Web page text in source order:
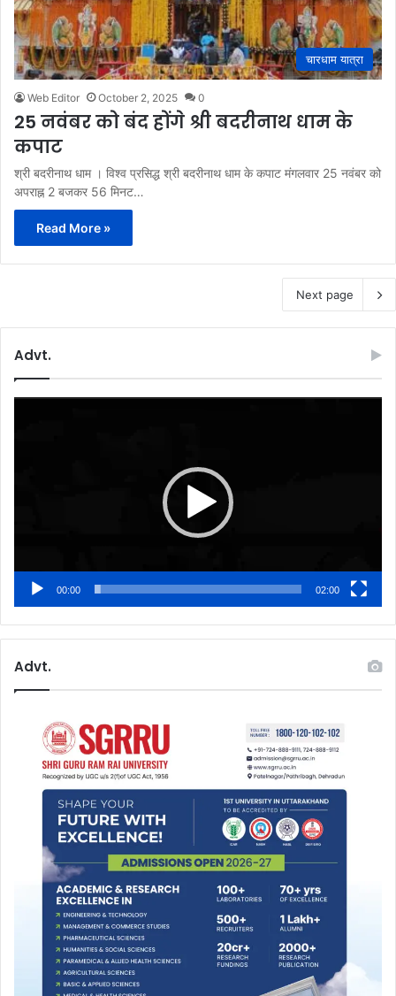
चारधाम यात्रा
Web Editor October 2, 2025 0
25 नवंबर को बंद होंगे श्री बदरीनाथ धाम के
कपाट
श्री बदरीनाथ धाम । विश्व प्रसिद्ध श्री बदरीनाथ धाम के कपाट मंगलवार 25 नवंबर को
अपराह्न 2 बजकर 56 मिनट…
Read More »
Next page
Advt.
00:00 02:00
Advt.